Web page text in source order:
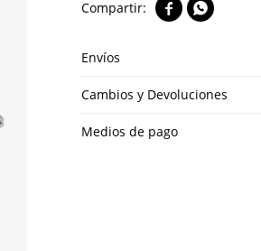
 
Envíos
Cambios y Devoluciones
Medios de pago